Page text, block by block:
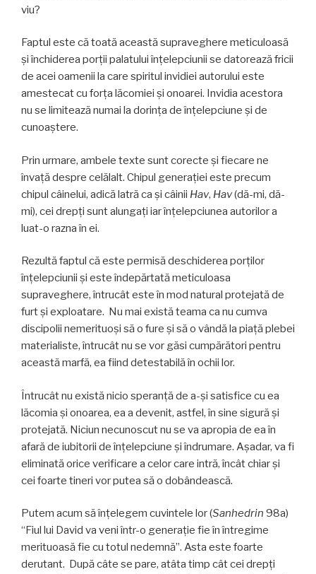
viu?
Faptul este că toată această supraveghere meticuloasă
și închiderea porții palatului înțelepciunii se datorează fricii
de acei oamenii la care spiritul invidiei autorului este
amestecat cu forța lăcomiei și onoarei. Invidia acestora
nu se limitează numai la dorința de înțelepciune și de
cunoaștere.
Prin urmare, ambele texte sunt corecte și fiecare ne
învață despre celălalt. Chipul generației este precum
chipul câinelui, adică latră ca și câinii Hav, Hav(dă-mi, dă-
mi), cei drepţi sunt alungaţi iar înţelepciunea autorilor a
luat-o razna în ei.
Rezultă faptul că este permisă deschiderea porţilor
înţelepciunii și este îndepărtată meticuloasa
supraveghere, întrucât este în mod natural protejată de
furt şi exploatare. Nu mai există teama ca nu cumva
discipolii nemerituoşi să o fure şi să o vândă la piață plebei
materialiste, întrucât nu se vor găsi cumpărători pentru
această marfă, ea fiind detestabilă în ochii lor.
Întrucât nu există nicio speranță de a-şi satisfice cu ea
lăcomia şi onoarea, ea a devenit, astfel, în sine sigură și
protejată. Niciun necunoscut nu se va apropia de ea în
afară de iubitorii de înțelepciune și îndrumare. Aşadar, va fi
eliminată orice verificare a celor care intră, încât chiar și
cei foarte tineri vor putea să o dobândească.
Putem acum să înţelegem cuvintele lor (Sanhedrin 98a)
“Fiul lui David va veni într-o generaţie fie în întregime
merituoasă fie cu totul nedemnă”. Asta este foarte
derutant. După câte se pare, atâta timp cât cei drepţi